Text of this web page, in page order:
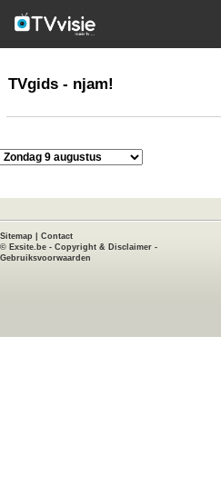
TVgids
TVgids - njam!
Sitemap
Contact
© Exsite.be - Copyright & Disclaimer -
Gebruiksvoorwaarden